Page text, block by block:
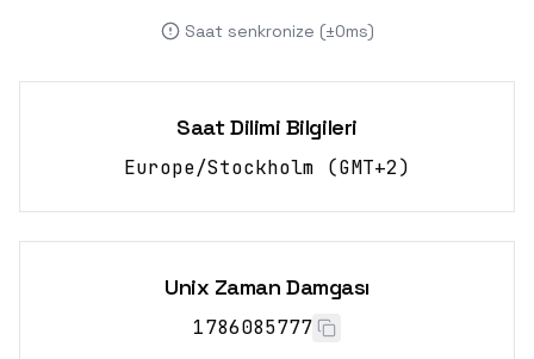
Saat senkronize (±0ms)
Saat Dilimi Bilgileri
Europe/Stockholm (GMT+2)
Unix Zaman Damgası
1786085777